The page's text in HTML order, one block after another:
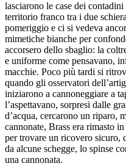
lasciarono le case dei
territorio franco tra i due
pomeriggio e ci si vedeva
mimetiche bianche per
accorsero dello sbaglio: la
e uniforme come pensavano,
macchie. Poco più tardi si
quando gli osservatori
iniziarono a cannoneggiare a
l’aspettavano, sorpresi dalle
d’acqua, cercarono un riparo,
cannonate, Brass era rimasto
per trovare un ricovero sicuro,
da alcune schegge, lo spinse
una cannonata.